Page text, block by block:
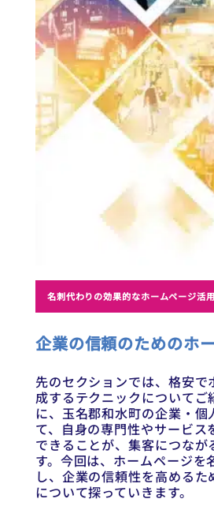
名刺代わりの効果的なホームページ活
企業の信頼のためのホ
先のセクションでは、格安で
成するテクニックについてご
に、玉名郡和水町の企業・個
て、自身の専門性やサービス
できることが、集客につなが
す。今回は、ホームページを
し、企業の信頼性を高める
について探っていきます。